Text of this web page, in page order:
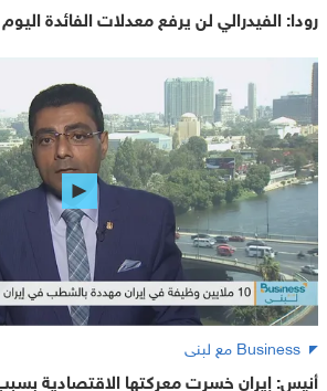
رودا: الفيدرالي لن يرفع معدلات الفائدة اليوم
Business مع لبنى
أنيس: إيران خسرت معركتها الاقتصادية